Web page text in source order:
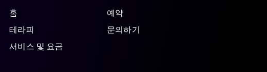
홈
테라피
서비스 및 요금
예약
문의하기